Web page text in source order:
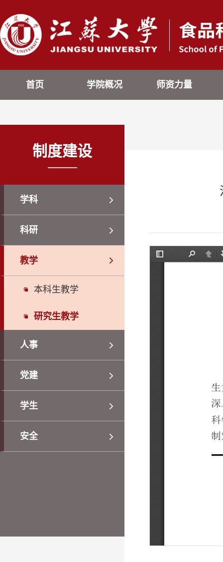
首页 学院概况 师资力量
制度建设
学科
科研
教学
本科生教学
研究生教学
人事
党建
学生
安全